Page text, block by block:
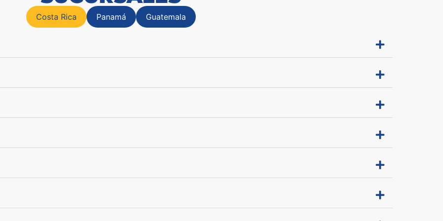
Costa Rica Panamá Guatemala